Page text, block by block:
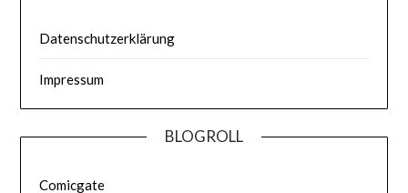
Datenschutzerklärung
Impressum
BLOGROLL
Comicgate